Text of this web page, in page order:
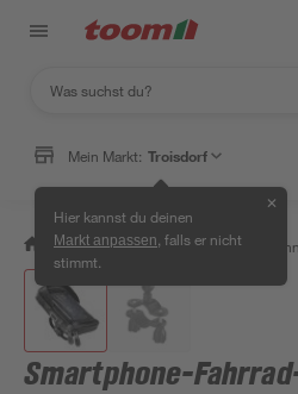
Mein Markt: Troisdorf
Hier kannst du deinen
Markt anpassen , falls er nicht
stimmt.
✕
/ Bauen & Renovieren /
Smartphone-